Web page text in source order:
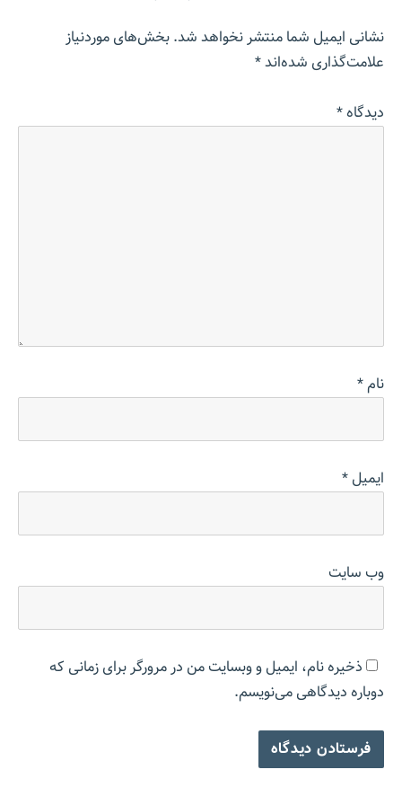
نشانی ایمیل شما منتشر نخواهد شد.بخش‌های موردنیاز
علامت‌گذاری شده‌اند*
دیدگاه*
نام*
ایمیل*
وب‌ سایت
ذخیره نام، ایمیل و وبسایت من در مرورگر برای زمانی که
دوباره دیدگاهی می‌نویسم.